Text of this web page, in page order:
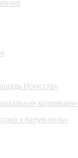
Искусств»
коллекция»
в белую ночь»